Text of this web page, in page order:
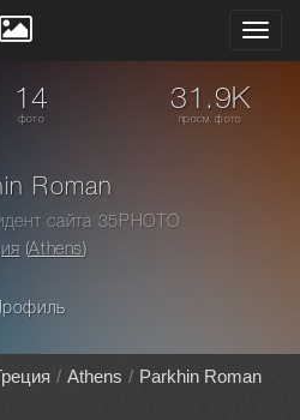
14
фото
31.9K
просм. фото
Roman
сайта 35PHOTO
(Athens)
Athens Parkhin Roman